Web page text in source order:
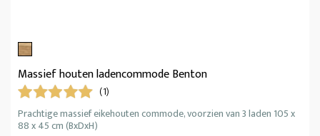
Massief houten ladencommode Benton
(1)
Prachtige massief eikehouten commode, voorzien van 3 laden 105 x
88 x 45 cm (BxDxH)